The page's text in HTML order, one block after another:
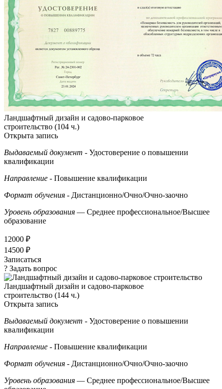
Ландшафтный дизайн и садово-парковое
строительство (104 ч.)
Открыта запись
Выдаваемый документ - Удостоверение о повышении
квалификации
Направление - Повышение квалификации
Формат обучения - Дистанционно/Очно/Очно-заочно
Уровень образования — Среднее профессиональное/Высшее
образование
12000 ₽
14500 ₽
Записаться
? Задать вопрос
Ландшафтный дизайн и садово-парковое
строительство (144 ч.)
Открыта запись
Выдаваемый документ - Удостоверение о повышении
квалификации
Направление - Повышение квалификации
Формат обучения - Дистанционно/Очно/Очно-заочно
Уровень образования — Среднее профессиональное/Высшее